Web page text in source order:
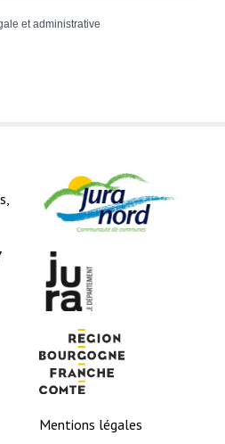
et administrative
Mentions légales